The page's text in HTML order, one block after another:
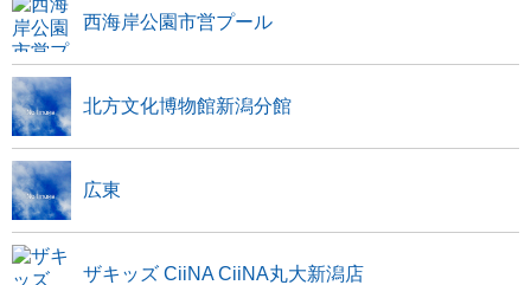
西海岸公園市営プール
北方文化博物館新潟分館
広東
ザキッズ CiiNA CiiNA丸大新潟店